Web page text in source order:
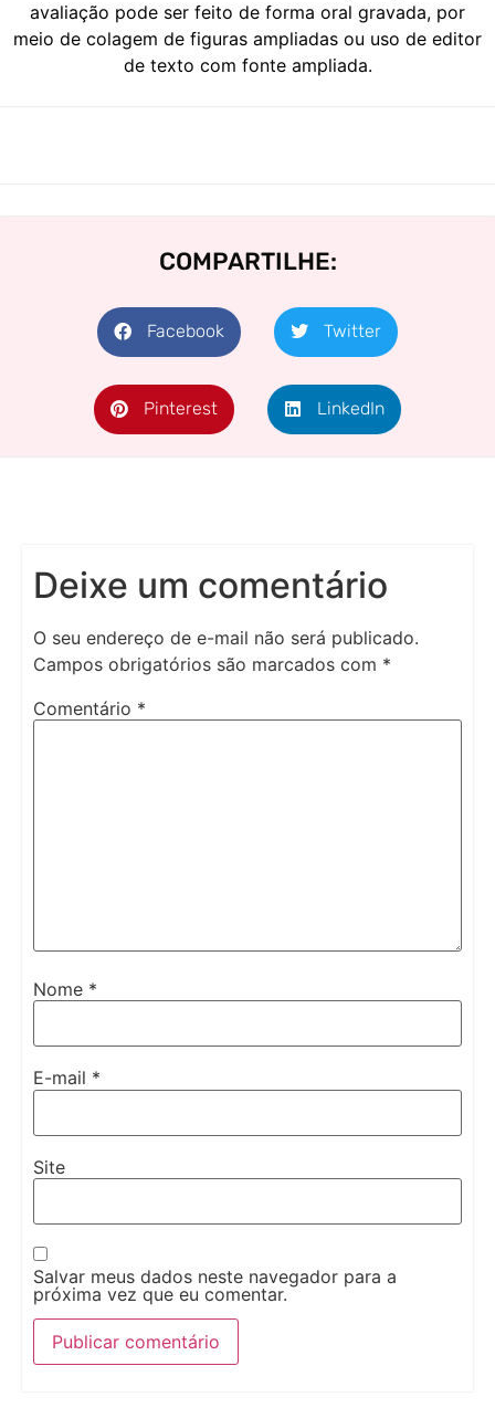
avaliação pode ser feito de forma oral gravada, por
meio de colagem de figuras ampliadas ou uso de editor
de texto com fonte ampliada.
COMPARTILHE:
Facebook Twitter
Pinterest LinkedIn
Deixe um comentário
O seu endereço de e-mail não será publicado.
Campos obrigatórios são marcados com *
Comentário *
Nome *
E-mail *
Site
Salvar meus dados neste navegador para a
próxima vez que eu comentar.